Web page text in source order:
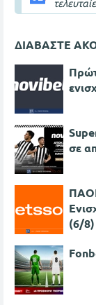
ΔΙΑΒΑΣΤΕ
σε
(6/8)